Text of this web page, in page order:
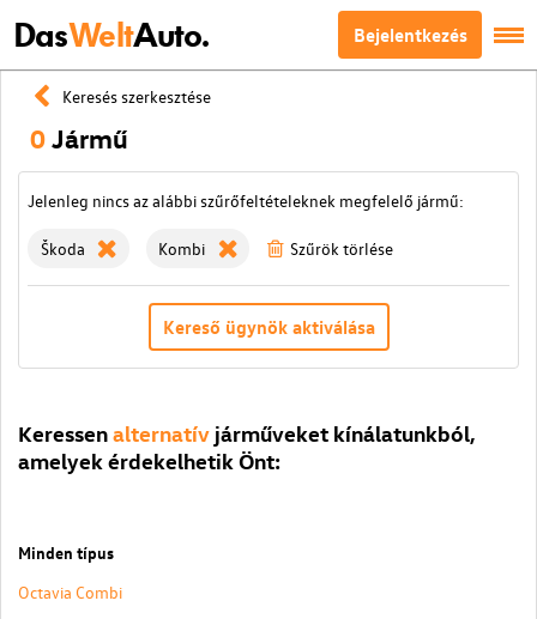
DasWeltAuto. Bejelentkezés
Keresés szerkesztése
0Jármű
Jelenleg nincs az alábbi szűrőfeltételeknek megfelelő jármű:
Škoda Kombi Szűrök törlése
Kereső ügynök aktiválása
Keressenalternatív járműveket kínálatunkból,
amelyek érdekelhetik Önt:
Minden típus
Octavia Combi